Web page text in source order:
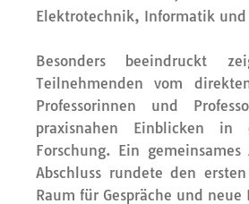
Elektrotechnik, Informatik
Besonders beeindruckt
Teilnehmenden vom
Professorinnen und
praxisnahen Einblicken in
Forschung. Ein gemeinsames
Abschluss rundete den
Raum für Gespräche und neue